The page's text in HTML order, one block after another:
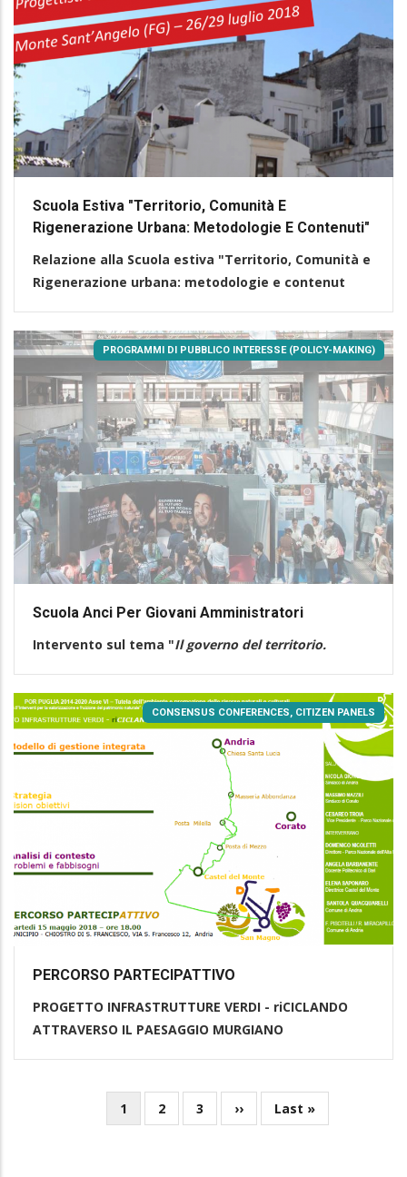
Scuola Estiva "Territorio, Comunità E
Rigenerazione Urbana: Metodologie E Contenuti"
Relazione alla Scuola estiva "Territorio, Comunità e
Rigenerazione urbana: metodologie e contenut
PROGRAMMI DI PUBBLICO INTERESSE (POLICY-MAKING)
Scuola Anci Per Giovani Amministratori
Intervento sul tema "Il governo del territorio.
CONSENSUS CONFERENCES, CITIZEN PANELS
PERCORSO PARTECIPATTIVO
PROGETTO INFRASTRUTTURE VERDI - riCICLANDO
ATTRAVERSO IL PAESAGGIO MURGIANO
Current
page
1 Page
2 Page
3
Next
page
››
Last
page
Last »